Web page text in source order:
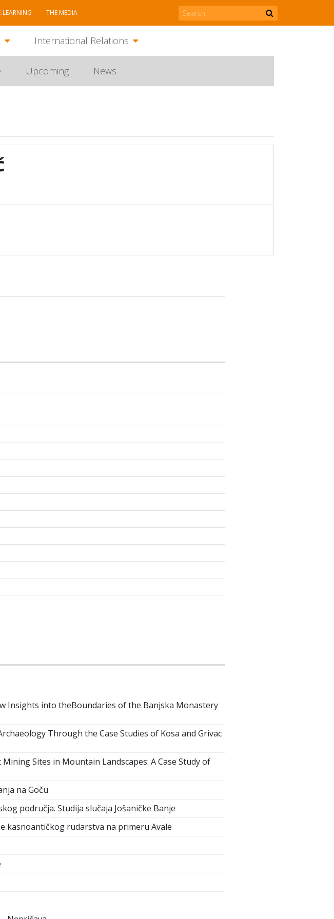
LEARNING THE MEDIA
International Relations
Upcoming News
Insights into theBoundaries of the Banjska Monastery
Through the Case Studies of Kosa and Grivac
Sites in Mountain Landscapes: A Case Study of
na Goču
područja. Studija slučaja Jošaničke Banje
kasnoantičkog rudarstva na primeru Avale